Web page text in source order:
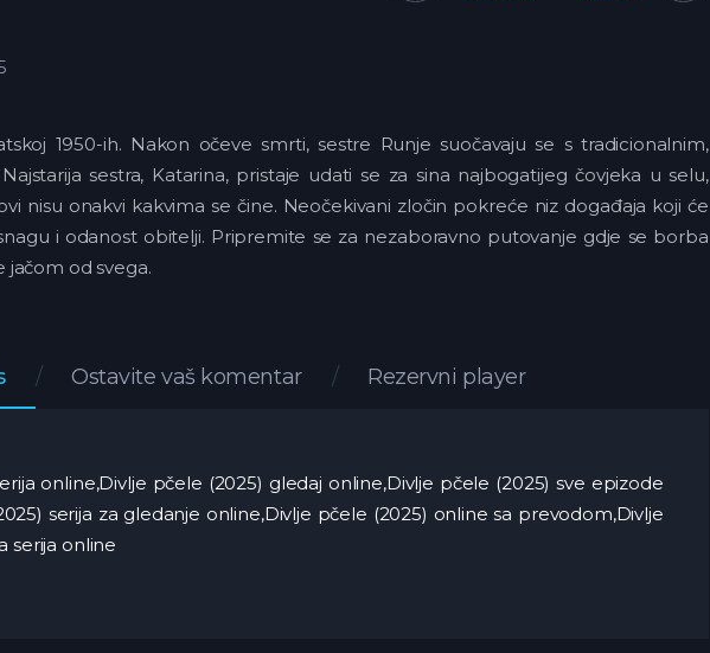
1950-ih. Nakon očeve smrti, sestre Runje suočavaju se s tradicionalnim,
sestra, Katarina, pristaje udati se za sina najbogatijeg čovjeka u selu,
nisu onakvi kakvima se čine. Neočekivani zločin pokreće niz događaja koji će
i odanost obitelji. Pripremite se za nezaboravno putovanje gdje se borba
jačom od svega.
Ostavite vaš komentar Rezervni player
online,Divlje pčele (2025) gledaj online,Divlje pčele (2025) sve epizode
serija za gledanje online,Divlje pčele (2025) online sa prevodom,Divlje
serija online